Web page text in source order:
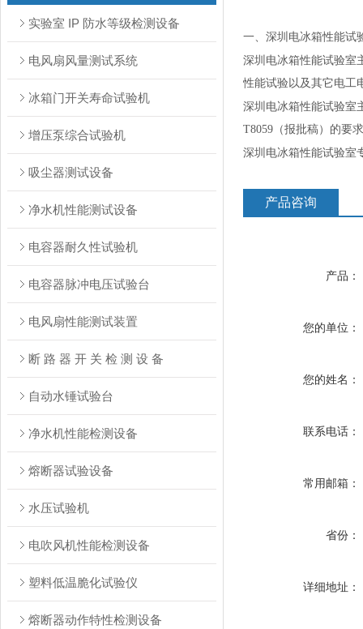
实验室 IP 防水等级检测设备
电风扇风量测试系统
冰箱门开关寿命试验机
增压泵综合试验机
吸尘器测试设备
净水机性能测试设备
电容器耐久性试验机
电容器脉冲电压试验台
电风扇性能测试装置
断 路 器 开 关 检 测 设 备
自动水锤试验台
净水机性能检测设备
熔断器试验设备
水压试验机
电吹风机性能检测设备
塑料低温脆化试验仪
熔断器动作特性检测设备
一、 深圳电冰箱性能试
深圳电冰箱性能试验室
性能试验以及其它电工
深圳电冰箱性能试验室
T8059（报批稿）的要
深圳电冰箱性能试验室
产品咨询
产品：
您的单位：
您的姓名：
联系电话：
常用邮箱：
省份：
详细地址：